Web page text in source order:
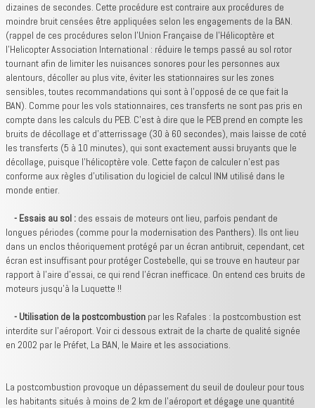
dizaines de secondes. Cette procédure est contraire aux procédures de
moindre bruit censées être appliquées selon les engagements de la BAN.
(rappel de ces procédures selon l'Union Française de l'Hélicoptère et
l'Helicopter Association International : réduire le temps passé au sol rotor
tournant afin de limiter les nuisances sonores pour les personnes aux
alentours, décoller au plus vite, éviter les stationnaires sur les zones
sensibles, toutes recommandations qui sont à l'opposé de ce que fait la
BAN). Comme pour les vols stationnaires, ces transferts ne sont pas pris en
compte dans les calculs du PEB. C'est à dire que le PEB prend en compte les
bruits de décollage et d'atterrissage (30 à 60 secondes), mais laisse de coté
les transferts (5 à 10 minutes), qui sont exactement aussi bruyants que le
décollage, puisque l'hélicoptère vole. Cette façon de calculer n'est pas
conforme aux règles d'utilisation du logiciel de calcul INM utilisé dans le
monde entier.
- Essais au sol : des essais de moteurs ont lieu, parfois pendant de
longues périodes (comme pour la modernisation des Panthers). Ils ont lieu
dans un enclos théoriquement protégé par un écran antibruit, cependant, cet
écran est insuffisant pour protéger Costebelle, qui se trouve en hauteur par
rapport à l'aire d'essai, ce qui rend l'écran inefficace. On entend ces bruits de
moteurs jusqu'à la Luquette !!
- Utilisation de la postcombustion par les Rafales : la postcombustion est
interdite sur l'aéroport. Voir ci dessous extrait de la charte de qualité signée
en 2002 par le Préfet, La BAN, le Maire et les associations.
La postcombustion provoque un dépassement du seuil de douleur pour tous
les habitants situés à moins de 2 km de l'aéroport et dégage une quantité